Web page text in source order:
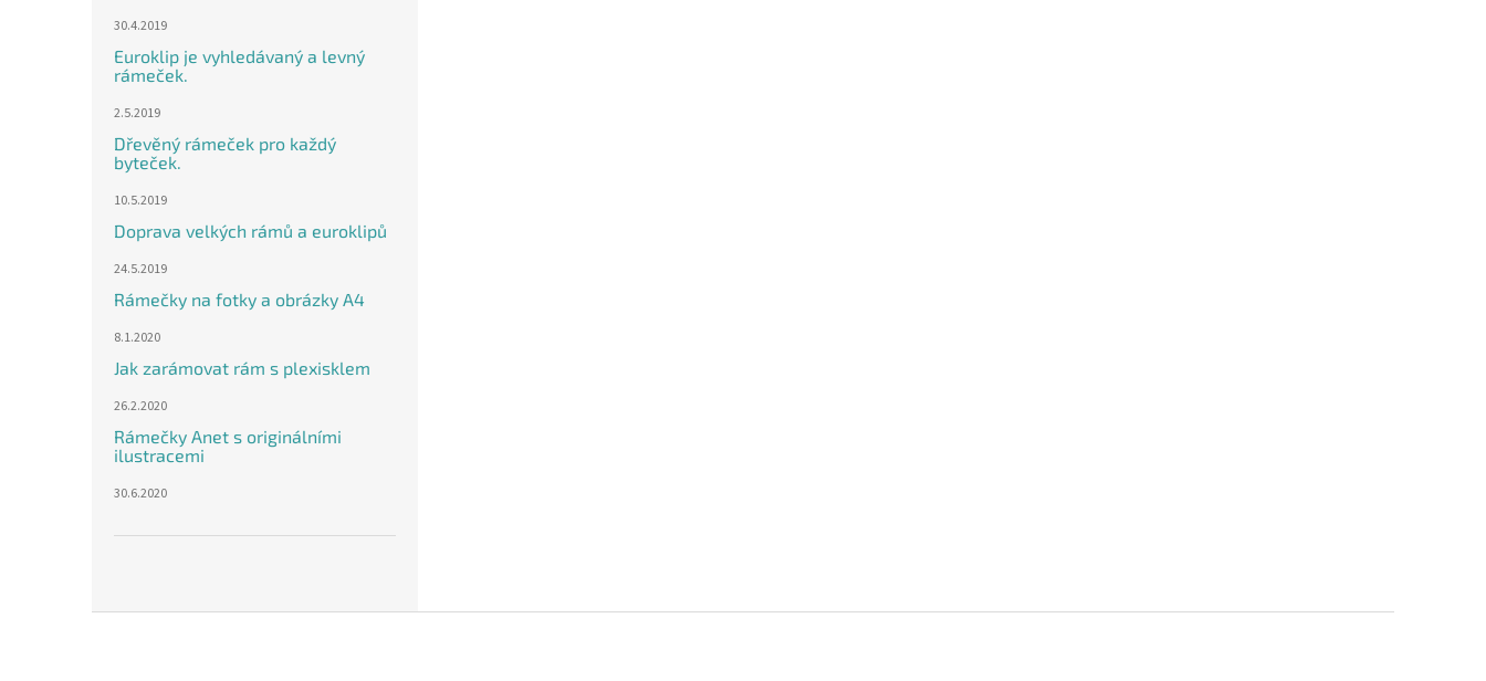
30.4.2019
Euroklip je vyhledávaný a levný
rámeček.
2.5.2019
Dřevěný rámeček pro každý
byteček.
10.5.2019
Doprava velkých rámů a euroklipů
24.5.2019
Rámečky na fotky a obrázky A4
8.1.2020
Jak zarámovat rám s plexisklem
26.2.2020
Rámečky Anet s originálními
ilustracemi
30.6.2020